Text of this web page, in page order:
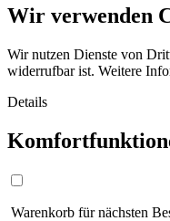
Wir verwenden
Wir nutzen Dienste von
widerrufbar ist. Weitere
Details
Warenkorb für nächsten